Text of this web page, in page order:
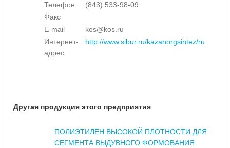
Телефон
(843) 533-98-09
Факс
E-mail
kos@kos.ru
Интернет-
адрес
http://www.sibur.ru/kazanorgsintez/ru
Другая продукция этого предприятия
ПОЛИЭТИЛЕН ВЫСОКОЙ ПЛОТНОСТИ ДЛЯ
СЕГМЕНТА ВЫДУВНОГО ФОРМОВАНИЯ